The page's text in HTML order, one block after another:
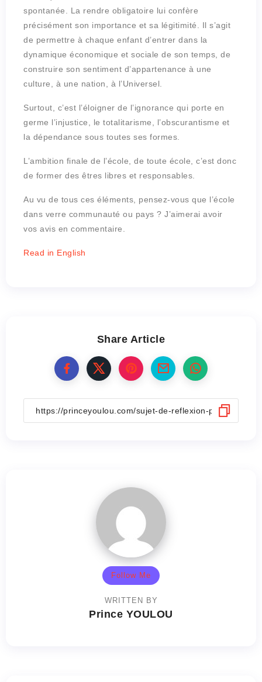
spontanée. La rendre obligatoire lui confère
précisément son importance et sa légitimité. Il s’agit
de permettre à chaque enfant d’entrer dans la
dynamique économique et sociale de son temps, de
construire son sentiment d’appartenance à une
culture, à une nation, à l’Universel.
Surtout, c’est l’éloigner de l’ignorance qui porte en
germe l’injustice, le totalitarisme, l’obscurantisme et
la dépendance sous toutes ses formes.
L’ambition finale de l’école, de toute école, c’est donc
de former des êtres libres et responsables.
Au vu de tous ces éléments, pensez-vous que l’école
dans verre communauté ou pays ? J’aimerai avoir
vos avis en commentaire.
Read in English
Share Article
Follow Me
WRITTEN BY
Prince YOULOU